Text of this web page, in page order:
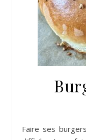
Faire ses burgers « maisons » n’est vraiment pas